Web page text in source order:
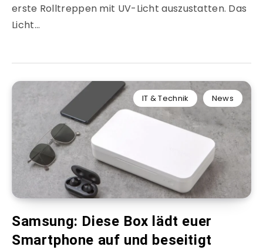
erste Rolltreppen mit UV-Licht auszustatten. Das
Licht…
IT & Technik News
Samsung: Diese Box lädt euer
Smartphone auf und beseitigt